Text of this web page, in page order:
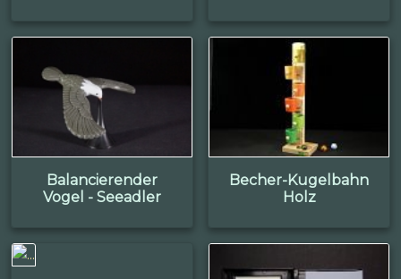
Balancierender
Vogel - Seeadler
Becher-Kugelbahn
Holz